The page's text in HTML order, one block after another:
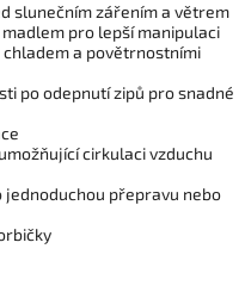
slunečním zářením a větrem
pro lepší manipulaci
a povětrnostními
po odepnutí zipů pro snadné
cirkulaci vzduchu
jednoduchou přepravu nebo